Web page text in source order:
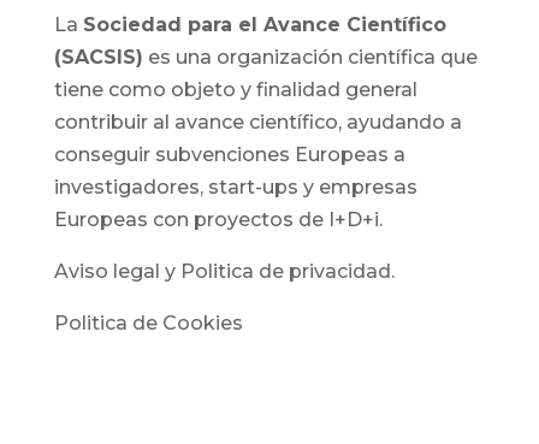
La Sociedad para el Avance Científico
(SACSIS) es una organización científica que
tiene como objeto y finalidad general
contribuir al avance científico, ayudando a
conseguir subvenciones Europeas a
investigadores, start-ups y empresas
Europeas con proyectos de I+D+i.
Aviso legal y Politica de privacidad.
Politica de Cookies